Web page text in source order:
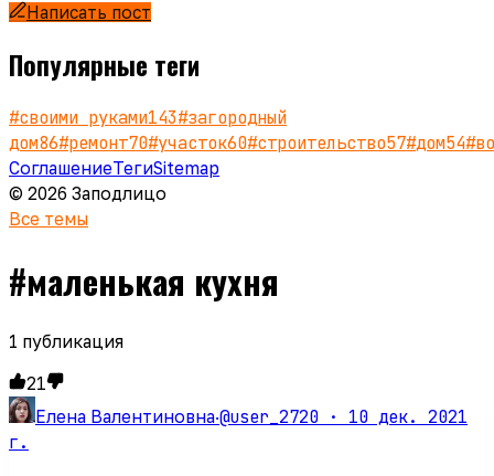
Написать пост
Популярные теги
#своими руками143#загородный
дом86#ремонт70#участок60#строительство57#дом54#
СоглашениеТегиSitemap
© 2026 Заподлицо
Все темы
#маленькая кухня
1 публикация
21
Елена Валентиновна·@user_2720 · 10 дек. 2021
г.